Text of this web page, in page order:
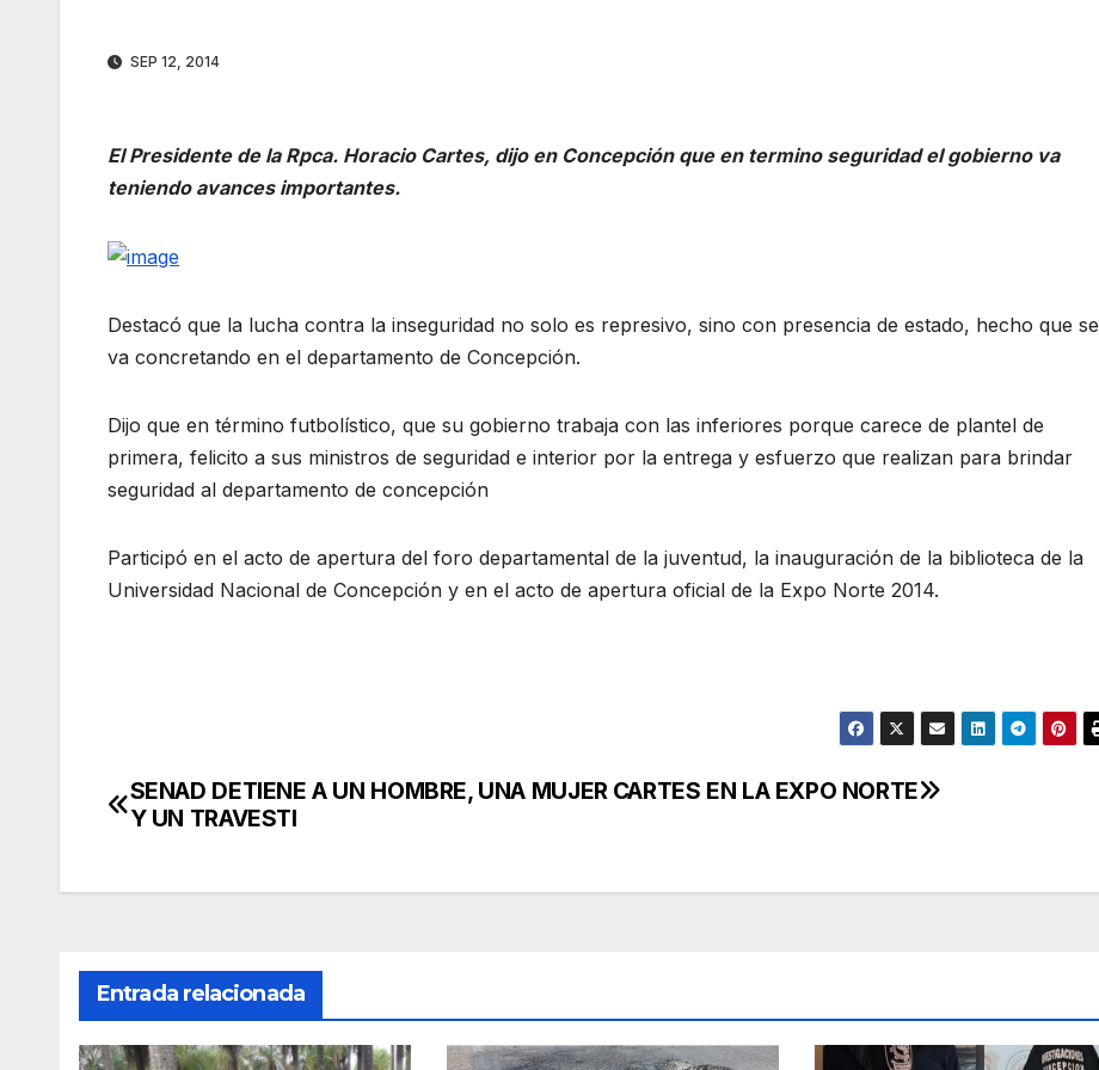
SEP 12, 2014
El Presidente de la Rpca. Horacio Cartes, dijo en Concepción que en termino seguridad el gobierno va
teniendo avances importantes.
Destacó que la lucha contra la inseguridad no solo es represivo, sino con presencia de estado, hecho que se
va concretando en el departamento de Concepción.
Dijo que en término futbolístico, que su gobierno trabaja con las inferiores porque carece de plantel de
primera, felicito a sus ministros de seguridad e interior por la entrega y esfuerzo que realizan para brindar
seguridad al departamento de concepción
Participó en el acto de apertura del foro departamental de la juventud, la inauguración de la biblioteca de la
Universidad Nacional de Concepción y en el acto de apertura oficial de la Expo Norte 2014.
Navegación
entradas
CARTES EN LA EXPO NORTE
SENAD DETIENE A UN HOMBRE, UNA MUJER
Y UN TRAVESTI
Entrada relacionada